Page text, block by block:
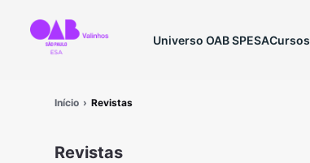
Universo OAB SPESACursos
Início Revistas
Revistas